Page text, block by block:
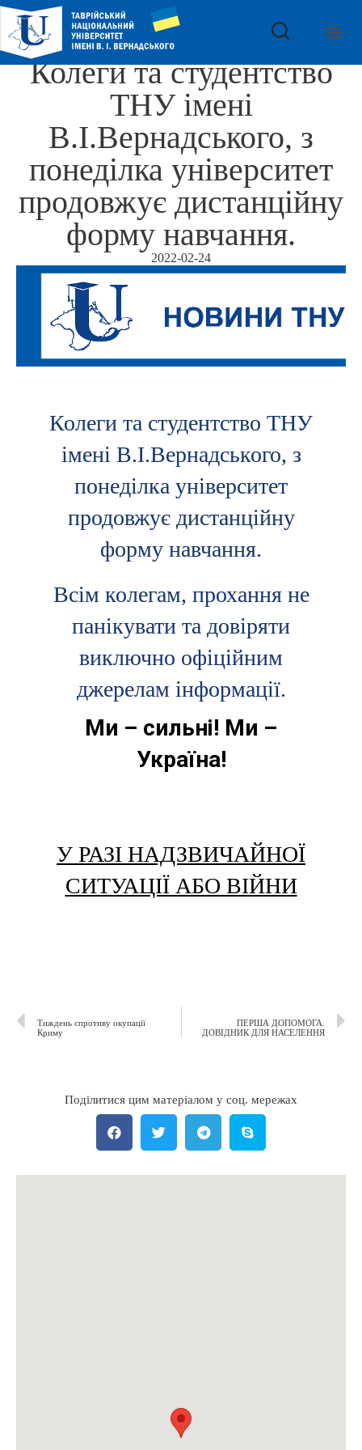
Колеги та студентство
ТНУ імені
В.І.Вернадського, з
понеділка університет
продовжує дистанційну
форму навчання.
2022-02-24
Колеги та студентство ТНУ
імені В.І.Вернадського, з
понеділка університет
продовжує дистанційну
форму навчання.
Всім колегам, прохання не
панікувати та довіряти
виключно офіційним
джерелам інформації.
Ми – сильні! Ми –
Україна!
У РАЗІ НАДЗВИЧАЙНОЇ
СИТУАЦІЇ АБО ВІЙНИ
Тиждень спротиву окупації
Криму
ПЕРША ДОПОМОГА.
ДОВІДНИК ДЛЯ НАСЕЛЕННЯ
Поділитися цим матеріалом у соц. мережах